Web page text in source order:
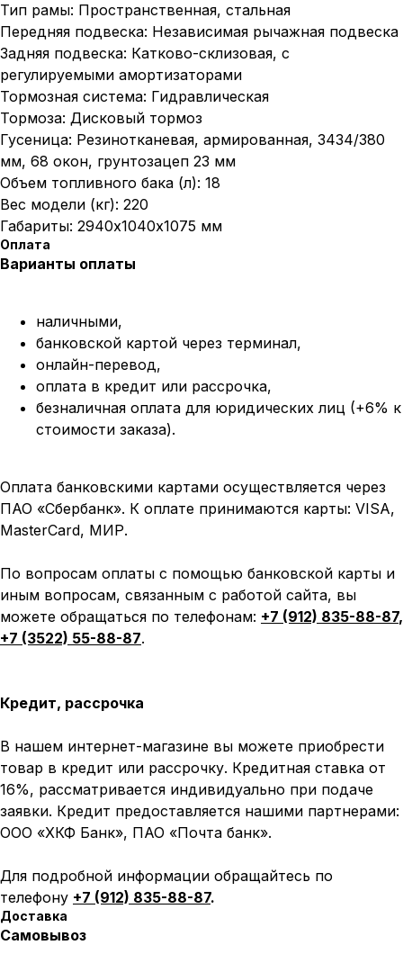
Тип рамы: Пространственная, стальная
Передняя подвеска: Независимая рычажная подвеска
Задняя подвеска: Катково-склизовая, с
регулируемыми амортизаторами
Тормозная система: Гидравлическая
Тормоза: Дисковый тормоз
Гусеница: Резинотканевая, армированная, 3434/380
мм, 68 окон, грунтозацеп 23 мм
Объем топливного бака (л): 18
Вес модели (кг): 220
Габариты: 2940х1040х1075 мм
Оплата
Варианты оплаты
наличными,
банковской картой через терминал,
онлайн-перевод,
оплата в кредит или рассрочка,
безналичная оплата для юридических лиц (+6% к
стоимости заказа).
Оплата банковскими картами осуществляется через
ПАО «Сбербанк». К оплате принимаются карты: VISA,
MasterCard, МИР.
По вопросам оплаты с помощью банковской карты и
иным вопросам, связанным с работой сайта, вы
можете обращаться по телефонам: +7 (912) 835-88-87,
+7 (3522) 55-88-87.
Кредит, рассрочка
В нашем интернет-магазине вы можете приобрести
товар в кредит или рассрочку. Кредитная ставка от
16%, рассматривается индивидуально при подаче
заявки. Кредит предоставляется нашими партнерами:
ООО «ХКФ Банк», ПАО «Почта банк».
Для подробной информации обращайтесь по
телефону +7 (912) 835-88-87.
Доставка
Самовывоз